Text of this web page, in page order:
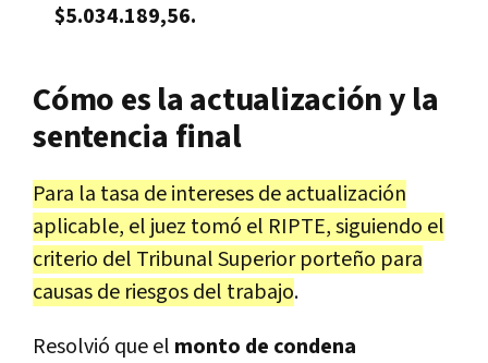
$5.034.189,56.
Cómo es la actualización y la
sentencia final
Para la tasa de intereses de actualización
aplicable, el juez tomó el RIPTE, siguiendo el
criterio del Tribunal Superior porteño para
causas de riesgos del trabajo.
Resolvió que el monto de condena